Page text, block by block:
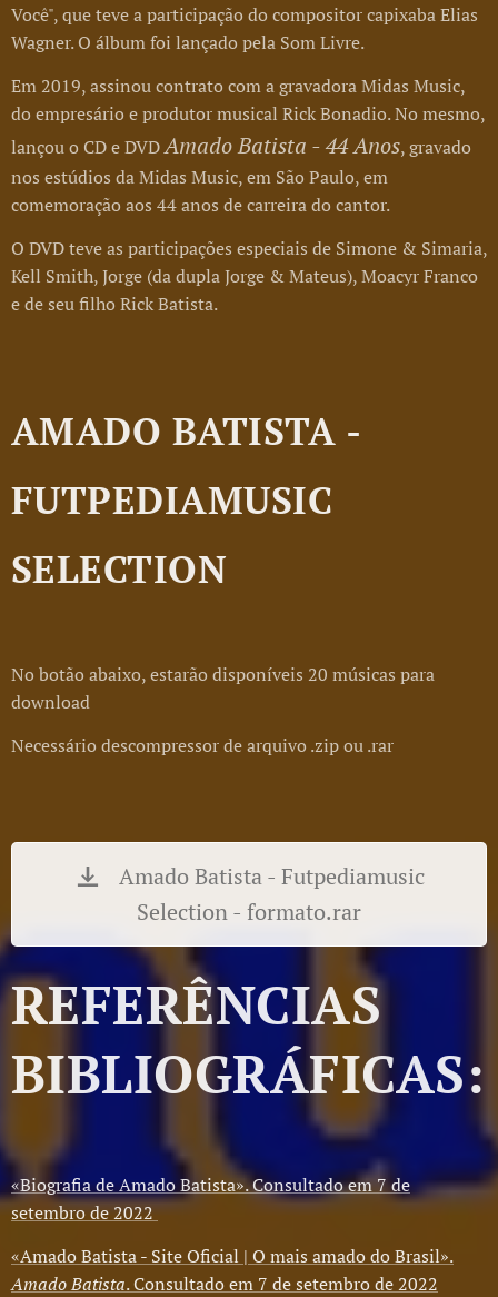
Você", que teve a participação do compositor capixaba Elias
Wagner. O álbum foi lançado pela Som Livre.
Em 2019, assinou contrato com a gravadora Midas Music,
do empresário e produtor musical Rick Bonadio. No mesmo,
lançou o CD e DVDAmado Batista - 44 Anos, gravado
nos estúdios da Midas Music, em São Paulo, em
comemoração aos 44 anos de carreira do cantor.
O DVD teve as participações especiais de Simone & Simaria,
Kell Smith, Jorge (da dupla Jorge & Mateus), Moacyr Franco
e de seu filho Rick Batista.
AMADO BATISTA -
FUTPEDIAMUSIC
SELECTION
No botão abaixo, estarão disponíveis 20 músicas para
download
Necessário descompressor de arquivo .zip ou .rar
Amado Batista - Futpediamusic
Selection - formato.rar
REFERÊNCIAS
BIBLIOGRÁFICAS:
«Biografia de Amado Batista». Consultado em 7 de
setembro de 2022
«Amado Batista - Site Oficial | O mais amado do Brasil».
Amado Batista. Consultado em 7 de setembro de 2022